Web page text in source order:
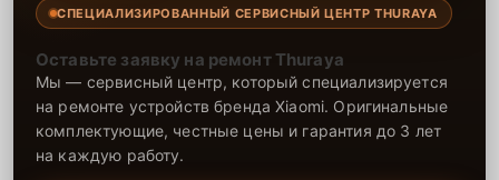
СПЕЦИАЛИЗИРОВАННЫЙ СЕРВИСНЫЙ ЦЕНТР THURAYA
Оставьте заявку на ремонт Thuraya
Мы — сервисный центр, который специализируется
на ремонте устройств бренда Xiaomi. Оригинальные
комплектующие, честные цены и гарантия до 3 лет
на каждую работу.